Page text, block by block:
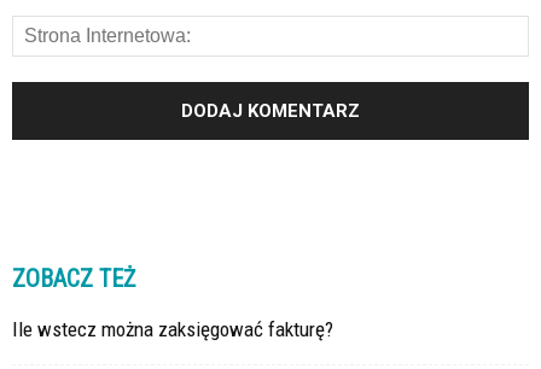
ZOBACZ TEŻ
Ile wstecz można zaksięgować fakturę?